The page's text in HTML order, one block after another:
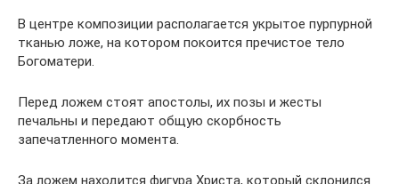
В центре композиции располагается укрытое пурпурной
тканью ложе, на котором покоится пречистое тело
Богоматери.
Перед ложем стоят апостолы, их позы и жесты
печальны и передают общую скорбность
запечатленного момента.
За ложем находится фигура Христа, который склонился